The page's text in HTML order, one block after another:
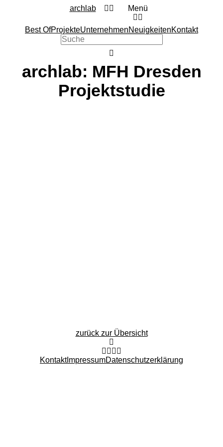
archlab Menü
Best OfProjekteUnternehmenNeuigkeitenKontakt
archlab: MFH Dresden
Projektstudie
zurück zur Übersicht
KontaktImpressumDatenschutzerklärung